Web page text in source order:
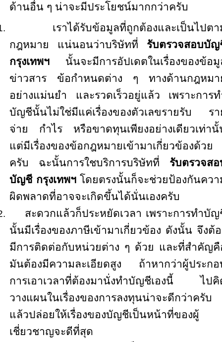
ด้านอื่น ๆ น่าจะมีประโยชน์มากกว่าครับ
เราได้รับข้อมูลที่ถูกต้องและเป็นไปต
กฎหมาย
แน่นอนว่าบริษัทที่
รับตรวจสอบบัญ
กรุงเทพฯ
นั้นจะมีการอัปเดตในเรื่องของข้อ
ข่าวสาร
ข้อกำหนดต่าง ๆ ทางด้านกฎหมา
อย่างแม่นยำ และรวดเร็วอยู่แล้ว
เพราะการ
บัญชีนั้นไม่ใช่มีแค่เรื่องของตัวเลขรายรับ
ร
จ่าย
กำไร
หรือขาดทุนเพียงอย่างเดียวเท่า
แต่มีเรื่องของข้อกฎหมายเข้ามาเกี่ยวข้องด้วย
ครับ
ฉะนั้นการใชบริการบริษัทที่
รับตรวจส
บัญชี กรุงเทพฯ โดยตรงนั้นก็จะช่วยป้องกันคว
ผิดพลาดที่อาจจะเกิดขึ้นได้นั่นเองครับ
สะดวกแล้วก็ประหยัดเวลา เพราะการทำบั
นั้นมีเรื่องของภาษีเข้ามาเกี่ยวข้อง ดังนั้น จึงต้
มีการติดต่อกับหน่วยต่าง ๆ ด้วย และที่สำคัญคื
มันต้องมีความละเอียดสูง
ถ้าหากว่าผู้ประก
การเอาเวลาที่ต้องมานั่งทำบัญชีเองนี้ ไปคิ
วางแผนในเรื่องของการลงทุนน่าจะดีกว่าครับ
แล้วปล่อยให้เรื่องของบัญชีเป็นหน้าที่ของผู้
เชี่ยวชาญจะดีที่สุด